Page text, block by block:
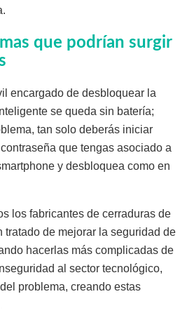
que podrían surgir
encargado de desbloquear la
se queda sin batería;
tan solo deberás iniciar
que tengas asociado a
y desbloquea como en
los fabricantes de cerraduras de
tratado de mejorar la seguridad de
hacerlas más complicadas de
al sector tecnológico,
problema, creando estas